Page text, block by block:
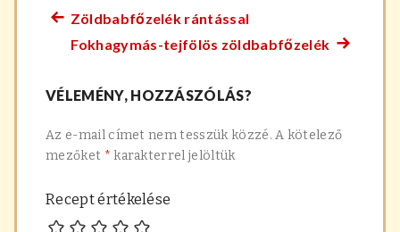
Bejegyzés
Előző
főzelék
Zöldbabfőzelék rántással
Fokhagymás-tejfölös zöldbabfőzelék
VÉLEMÉNY, HOZZÁSZÓLÁS?
Az e-mail címet nem tesszük közzé. A kötelező
mezőket * karakterrel jelöltük
Recept értékelése